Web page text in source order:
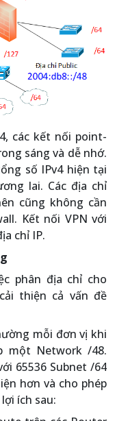
các kết nối point-
sáng và dễ nhớ.
số IPv4 hiện tại
lai. Các địa chỉ
cũng không cần
Kết nối VPN với
chỉ IP.
phân địa chỉ cho
thiện cả vấn đề
mỗi đơn vị khi
một Network /48.
65536 Subnet /64
hơn và cho phép
ích sau: